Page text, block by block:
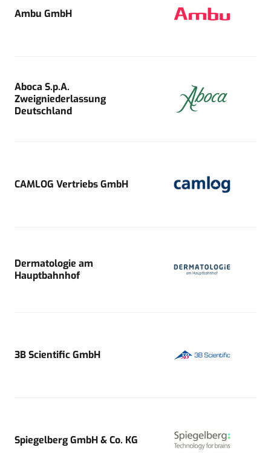
Ambu GmbH
Aboca S.p.A.
Zweigniederlassung
Deutschland
CAMLOG Vertriebs GmbH
Dermatologie am
Hauptbahnhof
3B Scientific GmbH
Spiegelberg GmbH & Co. KG